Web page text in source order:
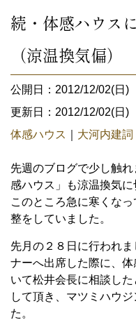
続・体感ハウス
（涼温換気偏）
公開日：2012/12/02(日)
更新日：2012/12/02(日)
体感ハウス
大河内建詞
先週のブログで少し触
感ハウス」も涼温換気に
このところ急に寒くな
整をしていました。
先月の２８日に行われ
ナーへ出席した際に、
いて松井会長に相談し
して頂き、マツミハウ
た。